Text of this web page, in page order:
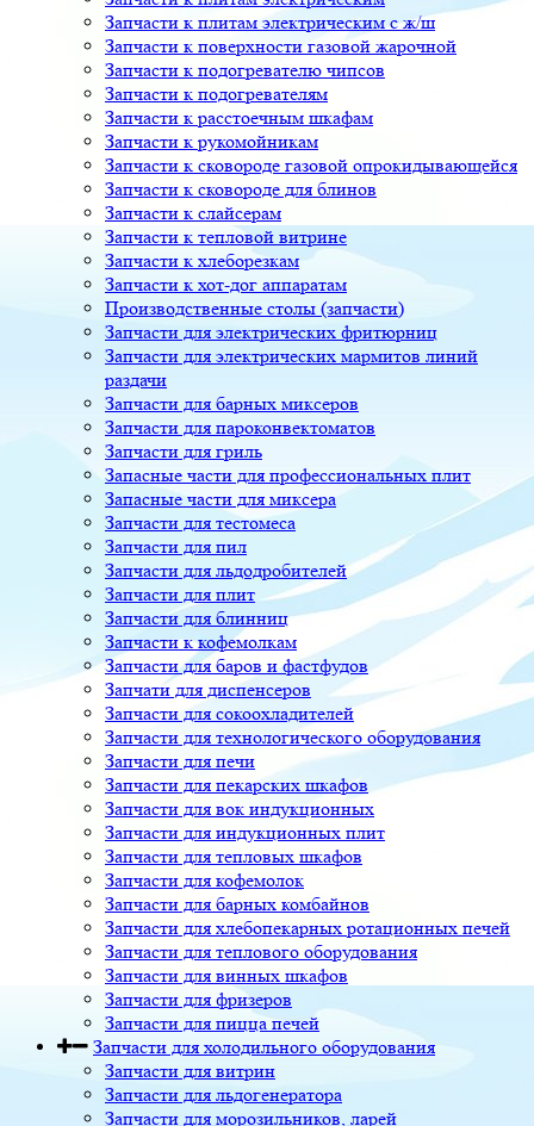
Запчасти к плитам электрическим с ж/ш
Запчасти к поверхности газовой жарочной
Запчасти к подогревателю чипсов
Запчасти к подогревателям
Запчасти к расстоечным шкафам
Запчасти к рукомойникам
Запчасти к сковороде газовой опрокидывающейся
Запчасти к сковороде для блинов
Запчасти к слайсерам
Запчасти к тепловой витрине
Запчасти к хлеборезкам
Запчасти к хот-дог аппаратам
Производственные столы (запчасти)
Запчасти для электрических фритюрниц
Запчасти для электрических мармитов линий
раздачи
Запчасти для барных миксеров
Запчасти для пароконвектоматов
Запчасти для гриль
Запасные части для профессиональных плит
Запасные части для миксера
Запчасти для тестомеса
Запчасти для пил
Запчасти для льдодробителей
Запчасти для плит
Запчасти для блинниц
Запчасти к кофемолкам
Запчасти для баров и фастфудов
Запчати для диспенсеров
Запчасти для сокоохладителей
Запчасти для технологического оборудования
Запчасти для печи
Запчасти для пекарских шкафов
Запчасти для вок индукционных
Запчасти для индукционных плит
Запчасти для тепловых шкафов
Запчасти для кофемолок
Запчасти для барных комбайнов
Запчасти для хлебопекарных ротационных печей
Запчасти для теплового оборудования
Запчасти для винных шкафов
Запчасти для фризеров
Запчасти для пицца печей
Запчасти для холодильного оборудования
Запчасти для витрин
Запчасти для льдогенератора
Запчасти для морозильников, ларей